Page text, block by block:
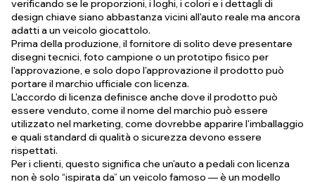
verificando se le proporzioni, i loghi, i colori e i dettagli di
design chiave siano abbastanza vicini all'auto reale ma ancora
adatti a un veicolo giocattolo.
Prima della produzione, il fornitore di solito deve presentare
disegni tecnici, foto campione o un prototipo fisico per
l'approvazione, e solo dopo l'approvazione il prodotto può
portare il marchio ufficiale con licenza.
L'accordo di licenza definisce anche dove il prodotto può
essere venduto, come il nome del marchio può essere
utilizzato nel marketing, come dovrebbe apparire l'imballaggio
e quali standard di qualità o sicurezza devono essere
rispettati.
Per i clienti, questo significa che un'auto a pedali con licenza
non è solo “ispirata da” un veicolo famoso — è un modello